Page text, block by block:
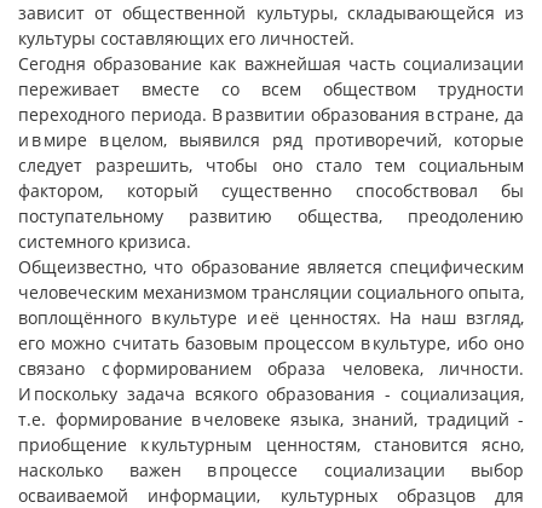
зависит от общественной культуры, складывающейся из
культуры составляющих его личностей.
Сегодня образование как важнейшая часть социализации
переживает вместе со всем обществом трудности
переходного периода. В развитии образования в стране, да
и в мире в целом, выявился ряд противоречий, которые
следует разрешить, чтобы оно стало тем социальным
фактором, который существенно способствовал бы
поступательному развитию общества, преодолению
системного кризиса.
Общеизвестно, что образование является специфическим
человеческим механизмом трансляции социального опыта,
воплощённого в культуре и её ценностях. На наш взгляд,
его можно считать базовым процессом в культуре, ибо оно
связано с формированием образа человека, личности.
И поскольку задача всякого образования - социализация,
т.е. формирование в человеке языка, знаний, традиций -
приобщение к культурным ценностям, становится ясно,
насколько важен в процессе социализации выбор
осваиваемой информации, культурных образцов для